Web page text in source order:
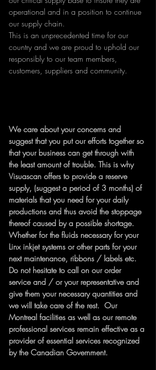
operational and in a position to continue
our supply chain.
This is an unprecedented time for our
country and we are proud to uphold our
responsibly to our team members,
customers, suppliers and community.
We care about your concerns and
suggest that you put our efforts together so
that your business can get through with
the least amount of trouble. This is why
Visuascan offers to provide a reserve
supply, (suggest a period of 3 months) of
materials that you need for your daily
productions and thus avoid the stoppage
thereof caused by a possible shortage.
Whether for the fluids necessary for your
Linx inkjet systems or other parts for your
next maintenance, ribbons / labels etc.
Do not hesitate to call on our order
service and / or your representative and
give them your necessary quantities and
we will take care of the rest.  Our
Montreal facilities as well as our remote
professional services remain effective as a
provider of essential services recognized
by the Canadian Government.